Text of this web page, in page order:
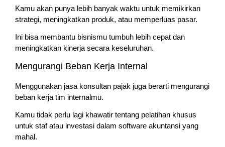
Kamu akan punya lebih banyak waktu untuk memikirkan
strategi, meningkatkan produk, atau memperluas pasar.
Ini bisa membantu bisnismu tumbuh lebih cepat dan
meningkatkan kinerja secara keseluruhan.
Mengurangi Beban Kerja Internal
Menggunakan jasa konsultan pajak juga berarti mengurangi
beban kerja tim internalmu.
Kamu tidak perlu lagi khawatir tentang pelatihan khusus
untuk staf atau investasi dalam software akuntansi yang
mahal.